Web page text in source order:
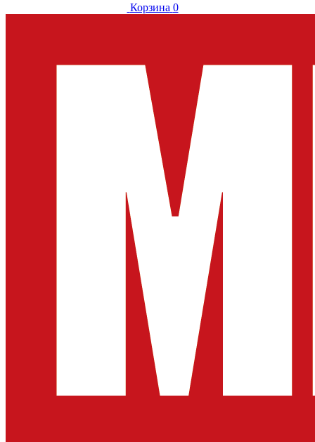
Корзина 0